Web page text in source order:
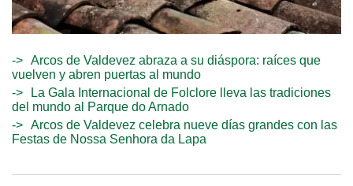
Arcos de Valdevez abraza a su diáspora: raíces que
vuelven y abren puertas al mundo
La Gala Internacional de Folclore lleva las tradiciones
del mundo al Parque do Arnado
Arcos de Valdevez celebra nueve días grandes con las
Festas de Nossa Senhora da Lapa